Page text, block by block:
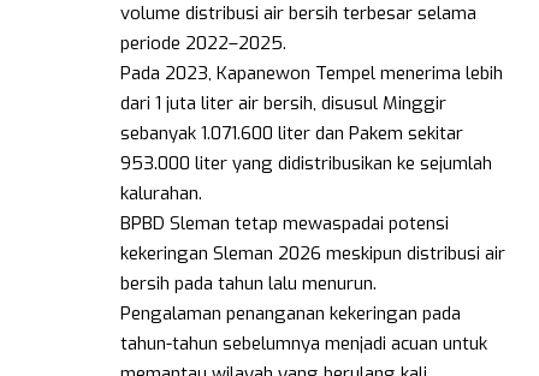
volume distribusi air bersih terbesar selama
periode 2022–2025.
Pada 2023, Kapanewon Tempel menerima lebih
dari 1 juta liter air bersih, disusul Minggir
sebanyak 1.071.600 liter dan Pakem sekitar
953.000 liter yang didistribusikan ke sejumlah
kalurahan.
BPBD Sleman tetap mewaspadai potensi
kekeringan Sleman 2026 meskipun distribusi air
bersih pada tahun lalu menurun.
Pengalaman penanganan kekeringan pada
tahun-tahun sebelumnya menjadi acuan untuk